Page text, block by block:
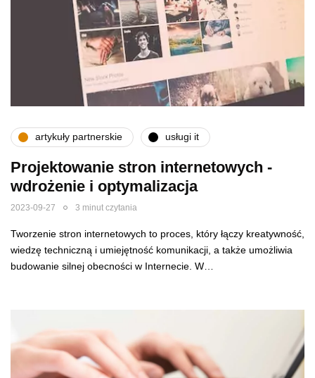
artykuły partnerskie usługi it
Projektowanie stron internetowych -
wdrożenie i optymalizacja
2023-09-27 3 minut czytania
Tworzenie stron internetowych to proces, który łączy kreatywność,
wiedzę techniczną i umiejętność komunikacji, a także umożliwia
budowanie silnej obecności w Internecie. W…